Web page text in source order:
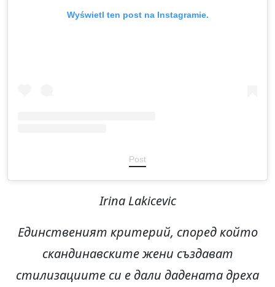
Wyświetl ten post na Instagramie.
Post
Irina Lakicevic
Единственият критерий, според който
скандинавските жени създават
стилизациите си е дали дадената дреха